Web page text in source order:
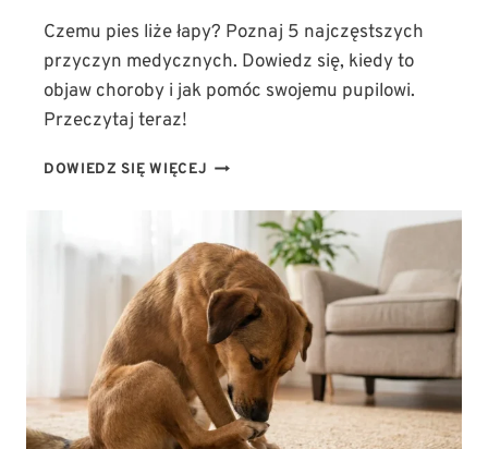
Czemu pies liże łapy? Poznaj 5 najczęstszych
przyczyn medycznych. Dowiedz się, kiedy to
objaw choroby i jak pomóc swojemu pupilowi.
Przeczytaj teraz!
DOWIEDZ SIĘ WIĘCEJ CZEMU
LIŻE
5
NAJCZĘSTSZYCH
PRZYCZYN
MEDYCZNYCH,
O
KTÓRYCH
MUSISZ
WIEDZIEĆ